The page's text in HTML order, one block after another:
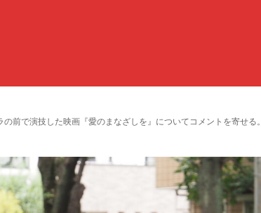
前で演技した映画『愛のまなざしを』についてコメントを寄せる。